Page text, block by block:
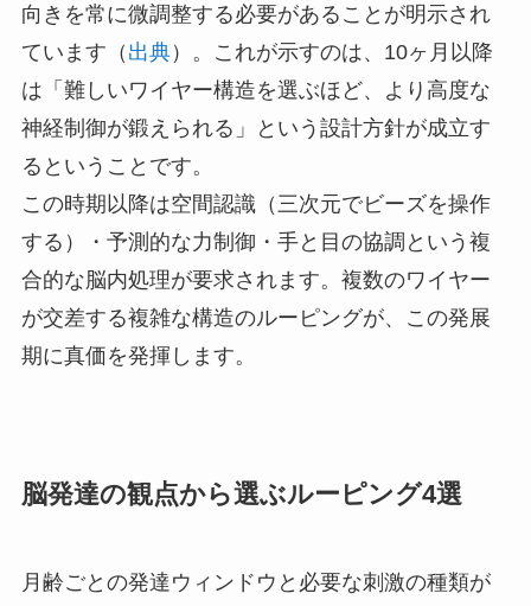
向きを常に微調整する必要があることが明示され
ています（ 出典）。これが示すのは、10ヶ月以降
は「難しいワイヤー構造を選ぶほど、より高度な
神経制御が鍛えられる」という設計方針が成立す
るということです。
この時期以降は空間認識（三次元でビーズを操作
する）・予測的な力制御・手と目の協調という複
合的な脳内処理が要求されます。複数のワイヤー
が交差する複雑な構造のルーピングが、この発展
期に真価を発揮します。
脳発達の観点から選ぶルーピング4選
月齢ごとの発達ウィンドウと必要な刺激の種類が